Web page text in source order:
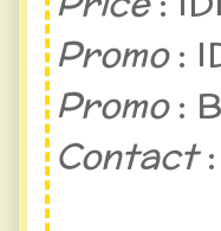
Promo:
Promo:
Contact